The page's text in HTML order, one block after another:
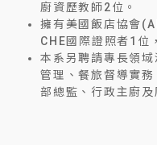
廚資歷教師2位。
擁有美國飯店協會
CHE國際證照者1位
本系另聘請專長領
管理、餐旅督導實
部總監、行政主廚及